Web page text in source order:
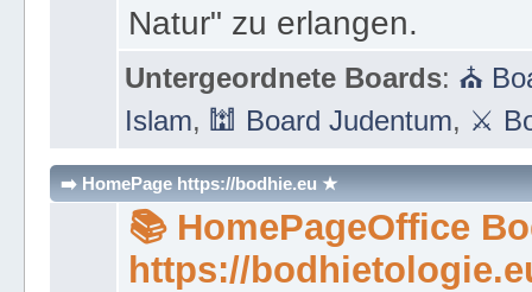
Natur" zu erlangen.
Untergeordnete Boards: ⛪
Islam, 🕍 Board Judentum, ⚔
➡️ HomePage https://bodhie.eu ★
📚 HomePageOffice
https://